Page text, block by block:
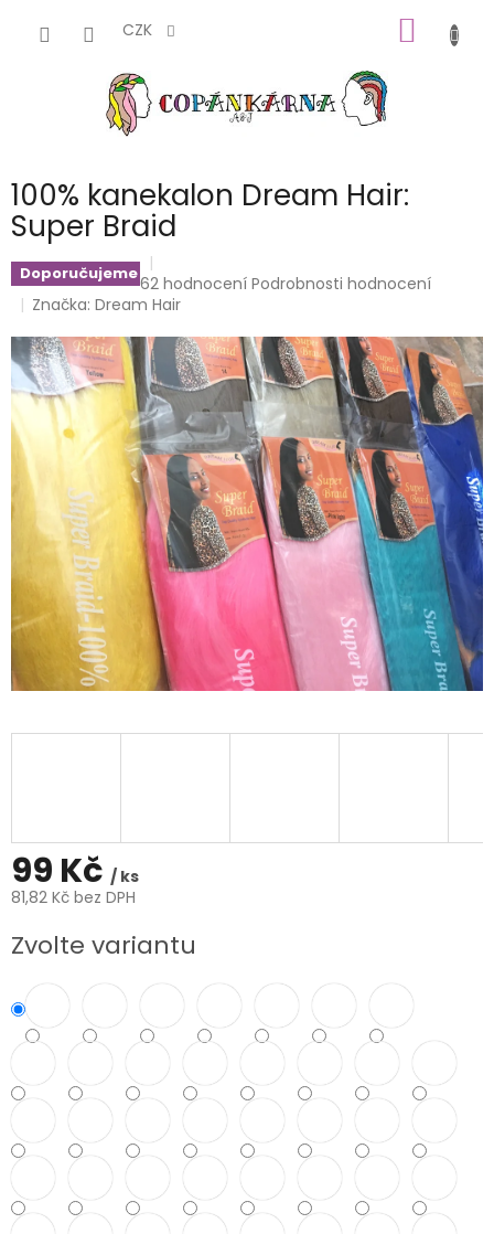
CZK
KOŠÍK
100% kanekalon Dream Hair:
Super Braid
DoporučujemePrůměrné
hodnocení
je
4,6
z
5
hvězdiček.
62 hodnocení Podrobnosti hodnocení
Značka:Dream Hair
99 Kč / ks
81,82 Kč bez DPH
cena:
Zvolte variantu